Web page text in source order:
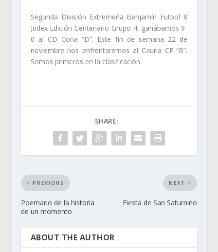
Segunda División Extremeña Benjamín Futbol 8
Judex Edición Centenario Grupo 4, ganábamos 9-
0 al CD Coria “D”. Este fin de semana 22 de
noviembre nos enfrentaremos al Cauria CF “B”.
Somos primeros en la clasificación.
SHARE:
PREVIOUS
Poemario de la historia
de un momento
NEXT
Fiesta de San Saturnino
ABOUT THE AUTHOR